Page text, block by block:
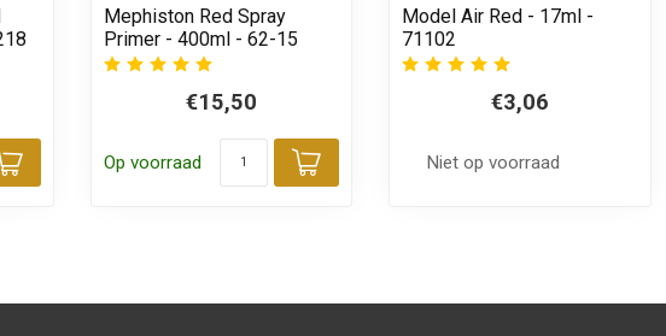
Toevoegen aan winkelwagen
Mephiston Red Spray
Primer - 400ml - 62-15
€15,50
Op voorraad
Toevoegen aan winkelwagen
Model Air Red - 17ml -
71102
€3,06
Niet op voorraad